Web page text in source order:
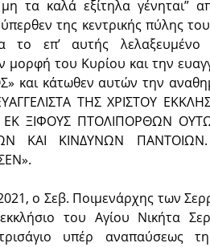
τα καλά εξίτηλα γένηται”
της κεντρικής πύλης
το επ’ αυτής
μορφή του Κυρίου και την
και κάτωθεν αυτών την
ΤΗΣ ΧΡΙΣΤΟΥ
ΞΙΦΟΥΣ ΠΤΟΛΙΠΟΡΘΩΝ
ΚΑΙ ΚΙΝΔΥΝΩΝ
ο Σεβ. Ποιμενάρχης των
του Αγίου Νικήτα
τρισάγιο υπέρ αναπαύσεως